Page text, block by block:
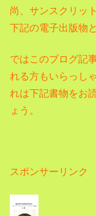
尚、サンスクリッ
下記の電子出版物
ではこのブログ記
れる方もいらっし
れは下記書物をお
ょう。
スポンサーリンク